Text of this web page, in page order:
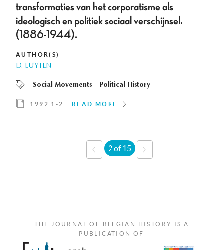
transformaties van het corporatisme als
ideologisch en politiek sociaal verschijnsel.
(1886-1944).
AUTHOR(S)
D. LUYTEN
Social Movements Political History
1992 1-2 READ MORE
‹
PREVIOUS
2 of 15
THE JOURNAL OF BELGIAN HISTORY IS A
PUBLICATION OF